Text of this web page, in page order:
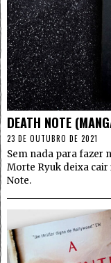
DEATH NOTE
23 DE OUTUBRO DE 2021
Sem nada para fazer
Morte Ryuk deixa
Note.